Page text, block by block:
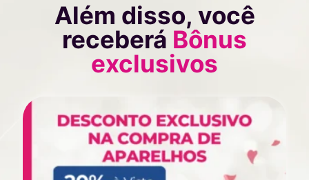
Além disso, você
receberá Bônus
exclusivos